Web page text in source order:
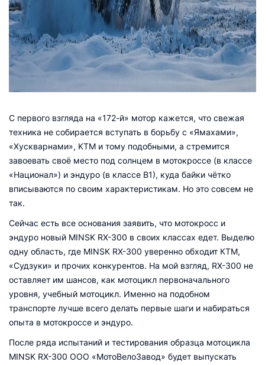
С первого взгляда на «172-й» мотор кажется, что свежая
техника не собирается вступать в борьбу с «Ямахами»,
«Хускварнами», KTM и тому подобными, а стремится
завоевать своё место под солнцем в мотокроссе (в классе
«Национал») и эндуро (в классе В1), куда байки чётко
вписываются по своим характеристикам. Но это совсем не
так.
Сейчас есть все основания заявить, что мотокросс и
эндуро новый MINSK RX-300 в своих классах едет. Выделю
одну область, где MINSK RX-300 уверенно обходит КТМ,
«Судзуки» и прочих конкурентов. На мой взгляд, RX-300 не
оставляет им шансов, как мотоцикл первоначального
уровня, учебный мотоцикл. Именно на подобном
транспорте лучше всего делать первые шаги и набираться
опыта в мотокроссе и эндуро.
После ряда испытаний и тестирования образца мотоцикла
MINSK RX-300 ООО «МотоВелоЗавод» будет выпускать